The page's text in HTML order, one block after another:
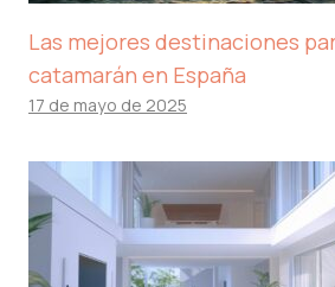
Las mejores destinaciones
catamarán en España
17 de mayo de 2025